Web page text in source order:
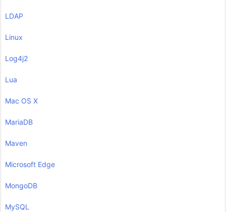
LDAP
Linux
Log4j2
Lua
Mac OS X
MariaDB
Maven
Microsoft Edge
MongoDB
MySQL